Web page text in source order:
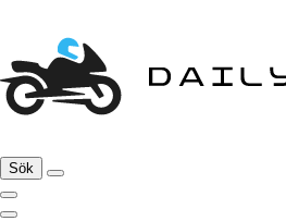
Sök